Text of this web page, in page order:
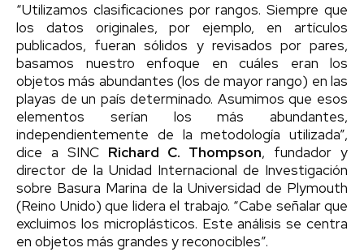
“Utilizamos clasificaciones por rangos. Siempre que
los datos originales, por ejemplo, en artículos
publicados, fueran sólidos y revisados por pares,
basamos nuestro enfoque en cuáles eran los
objetos más abundantes (los de mayor rango) en las
playas de un país determinado. Asumimos que esos
elementos serían los más abundantes,
independientemente de la metodología utilizada”,
dice a SINC Richard C. Thompson, fundador y
director de la Unidad Internacional de Investigación
sobre Basura Marina de la Universidad de Plymouth
(Reino Unido) que lidera el trabajo. “Cabe señalar que
excluimos los microplásticos. Este análisis se centra
en objetos más grandes y reconocibles”.